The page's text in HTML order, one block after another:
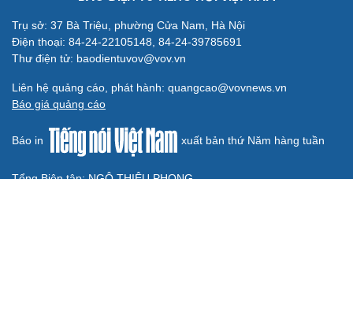
Thực hư việc Mỹ cạn kiệt kho tên lửa đắt tiền
Lý do ông Trump được xem là tư lệnh chiến lược hiệu
Chiến lược lợi hại của Iran nhằm làm suy yếu Mỹ và Tổng
Chuyện gì sẽ xảy ra nếu phát xít Đức xâm lược Anh vào